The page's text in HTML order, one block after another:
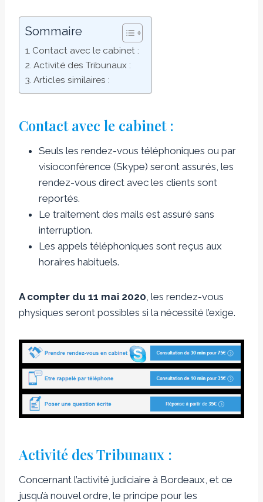
Sommaire
Contact avec le cabinet :
Activité des Tribunaux :
Articles similaires :
Contact avec le cabinet :
Seuls les rendez-vous téléphoniques ou par
visioconférence (Skype) seront assurés, les
rendez-vous direct avec les clients sont
reportés.
Le traitement des mails est assuré sans
interruption.
Les appels téléphoniques sont reçus aux
horaires habituels.
A compter du 11 mai 2020 , les rendez-vous
physiques seront possibles si la nécessité l’exige.
Activité des Tribunaux :
Concernant l’activité judiciaire à Bordeaux, et ce
jusqu’à nouvel ordre, le principe pour les